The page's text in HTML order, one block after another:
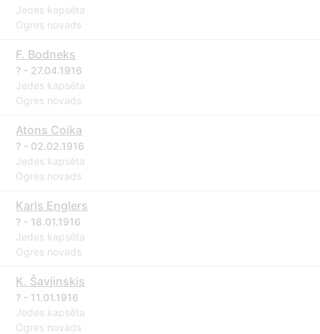
Jedes kapsēta
Ogres novads
F. Bodneks
? - 27.04.1916
Jedes kapsēta
Ogres novads
Atons Coika
? - 02.02.1916
Jedes kapsēta
Ogres novads
Karls Englers
? - 18.01.1916
Jedes kapsēta
Ogres novads
K. Šavjinskis
? - 11.01.1916
Jedes kapsēta
Ogres novads